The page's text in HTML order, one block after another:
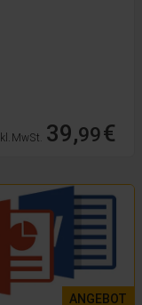
MwSt. 39,99€
ANGEBOT